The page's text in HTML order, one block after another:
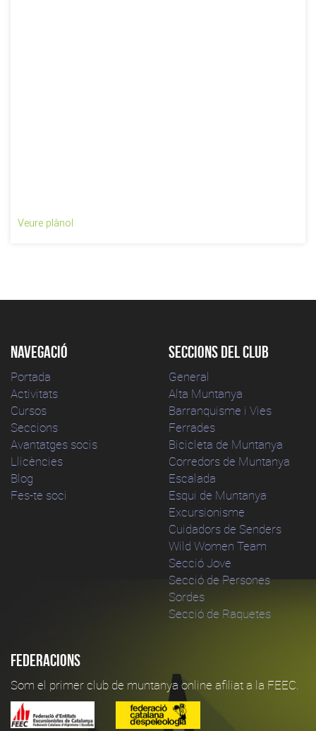
Veure plànol
Navegació
Portada
Activitats
Cursos
Seccions
Avantatges socis
Llicències
Blog
Fes-te soci
Seccions del club
General
Alta Muntanya
Barranquisme i Vies
Ferrades
Bicicleta de Muntanya
Corredors de Muntanya
Escalada
Esqui de Muntanya
Excursionisme
Cuidadors de Senders
Wild Women Team
Secció Jove
Secció de Persones
Sordes
Secció de Raquetes
Federacions
Som el primer club de muntanya online afiliat a la FEEC.